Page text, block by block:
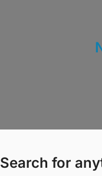
Search for